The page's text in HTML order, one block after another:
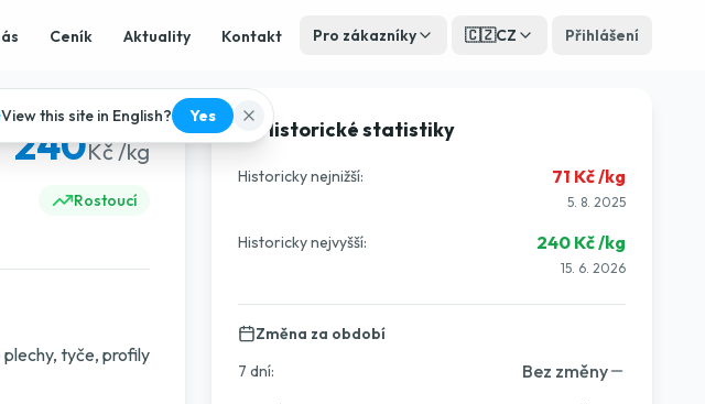
View this site in English? Yes
Ceník Aktuality Kontakt Pro zákazníky 🇨🇿CZ Přihlášení
240Kč /kg
Rostoucí
plechy, tyče, profily
Historické statistiky
Historicky nejnižší: 71 Kč /kg
5. 8. 2025
Historicky nejvyšší: 240 Kč /kg
15. 6. 2026
Změna za období
7 dní: Bez změny